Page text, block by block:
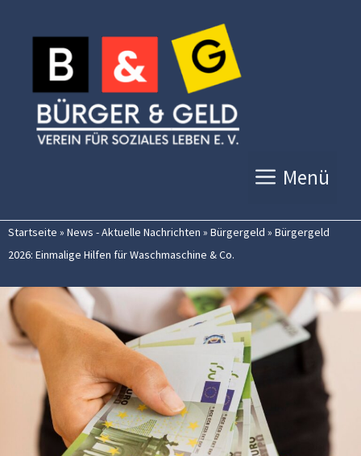
Inhalt
springen
Menü
Startseite » News - Aktuelle Nachrichten » Bürgergeld » Bürgergeld
2026: Einmalige Hilfen für Waschmaschine & Co.